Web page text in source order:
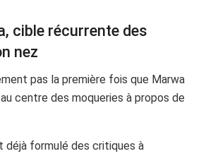
cible récurrente des
nez
pas la première fois que Marwa
centre des moqueries à propos de
déjà formulé des critiques à